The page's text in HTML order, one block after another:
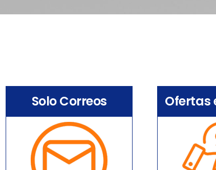
Solo Correos Ofertas